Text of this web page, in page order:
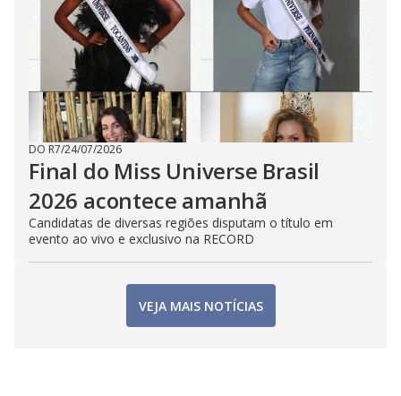
DO R7/24/07/2026
Final do Miss Universe Brasil
2026 acontece amanhã
Candidatas de diversas regiões disputam o título em
evento ao vivo e exclusivo na RECORD
VEJA MAIS NOTÍCIAS